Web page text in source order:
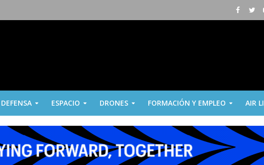
DEFENSA ESPACIO DRONES FORMACIÓN Y EMPLEO AIR